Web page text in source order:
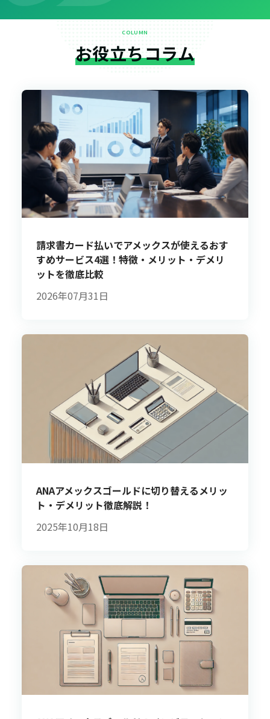
COLUMN
お役立ちコラム
請求書カード払いでアメックスが使えるおす
すめサービス4選！特徴・メリット・デメリ
ットを徹底比較
2026年07月31日
ANAアメックスゴールドに切り替えるメリッ
ト・デメリット徹底解説！
2025年10月18日